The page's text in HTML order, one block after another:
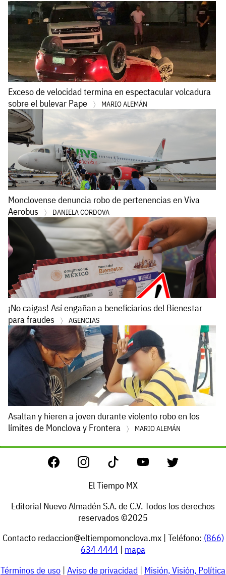
Exceso de velocidad termina en espectacular volcadura
sobre el bulevar Pape
MARIO ALEMÁN
Monclovense denuncia robo de pertenencias en Viva
Aerobus
DANIELA CORDOVA
¡No caigas! Así engañan a beneficiarios del Bienestar
para fraudes
AGENCIAS
Asaltan y hieren a joven durante violento robo en los
límites de Monclova y Frontera
MARIO ALEMÁN
El Tiempo MX
Editorial Nuevo Almadén S.A. de C.V. Todos los derechos
reservados ©2025
Contacto redaccion@eltiempomonclova.mx| Teléfono: (866)
634 4444 | mapa
Términos de uso | Aviso de privacidad | Misión, Visión, Política